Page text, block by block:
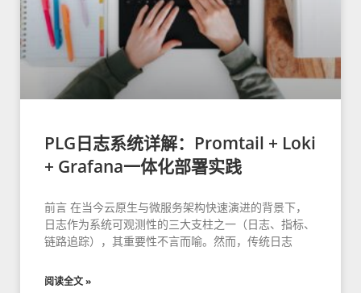
PLG日志系统详解：Promtail + Loki
+ Grafana一体化部署实践
前言 在当今云原生与微服务架构快速演进的背景下，
日志作为系统可观测性的三大支柱之一（日志、指标、
链路追踪），其重要性不言而喻。然而，传统日志
阅读全文 »